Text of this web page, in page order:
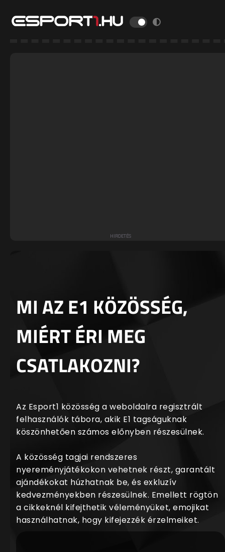
MI AZ E1 KÖZÖSSÉG,
MIÉRT ÉRI MEG
CSATLAKOZNI?
Az Esport1 közösség a weboldalra regisztrált
felhasználók tábora, akik E1 tagságuknak
köszönhetően számos előnyben részesülnek.
A közösség tagjai rendszeres
nyereményjátékokon vehetnek részt, garantált
ajándékokat húzhatnak be, és exkluzív
kedvezményekben részesülnek. Emellett rögtön
a cikkeknél kifejthetik véleményüket, emojikat
használhatnak, hogy kifejezzék érzelmeiket.